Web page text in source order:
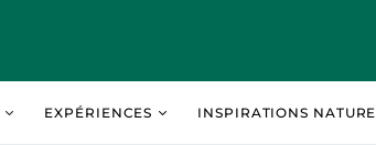
EXPÉRIENCES INSPIRATIONS NATURE